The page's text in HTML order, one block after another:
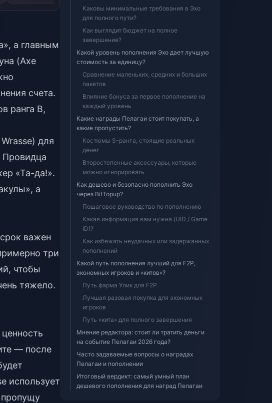
а главным
(Axe
счета.
ранга B,
для
Провидца
«Та-да!».
а
важен
три
чтобы
тяжело.
— после
использует
пропущу
Каковы минимальные требования в Эхо
для полного пути?
Как выглядит бюджет на полное
завершение?
Какой уровень пополнения Эхо дает лучшую
стоимость за единицу?
Сравнение маленьких, средних и больших
пакетов
Влияние бонуса за первое пополнение на
каждый уровень
Какие награды Пелагаи стоит покупать, а
какие пропустить?
Костюмы S-ранга, стоящие реальных
денег
Второстепенные аксессуары, которые
можно игнорировать
Как дешево и безопасно пополнить Эхо
через BitTopup?
Пошаговое руководство по пополнению
Какая информация вам нужна (UID / Game
ID)?
Как избежать неудачных или задержанных
пополнений
Какой путь пополнения лучший для F2P,
экономных игроков и «китов»?
Путь фарма Улик для F2P
Лучшая разовая покупка для экономных
игроков
Путь «кита» для полного завершения
Мнение редактора: стоит ли тратить деньги
на событие Пелагаи 2026 года?
Часто задаваемые вопросы о наградах
Пелагаи и пополнении
Итоговый вердикт: самый умный план
дешевого пополнения для наград Пелагаи